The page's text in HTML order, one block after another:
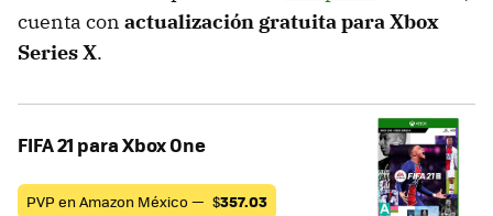
cuenta con actualización gratuita para Xbox
Series X.
FIFA 21 para Xbox One
PVP en Amazon México — $357.03